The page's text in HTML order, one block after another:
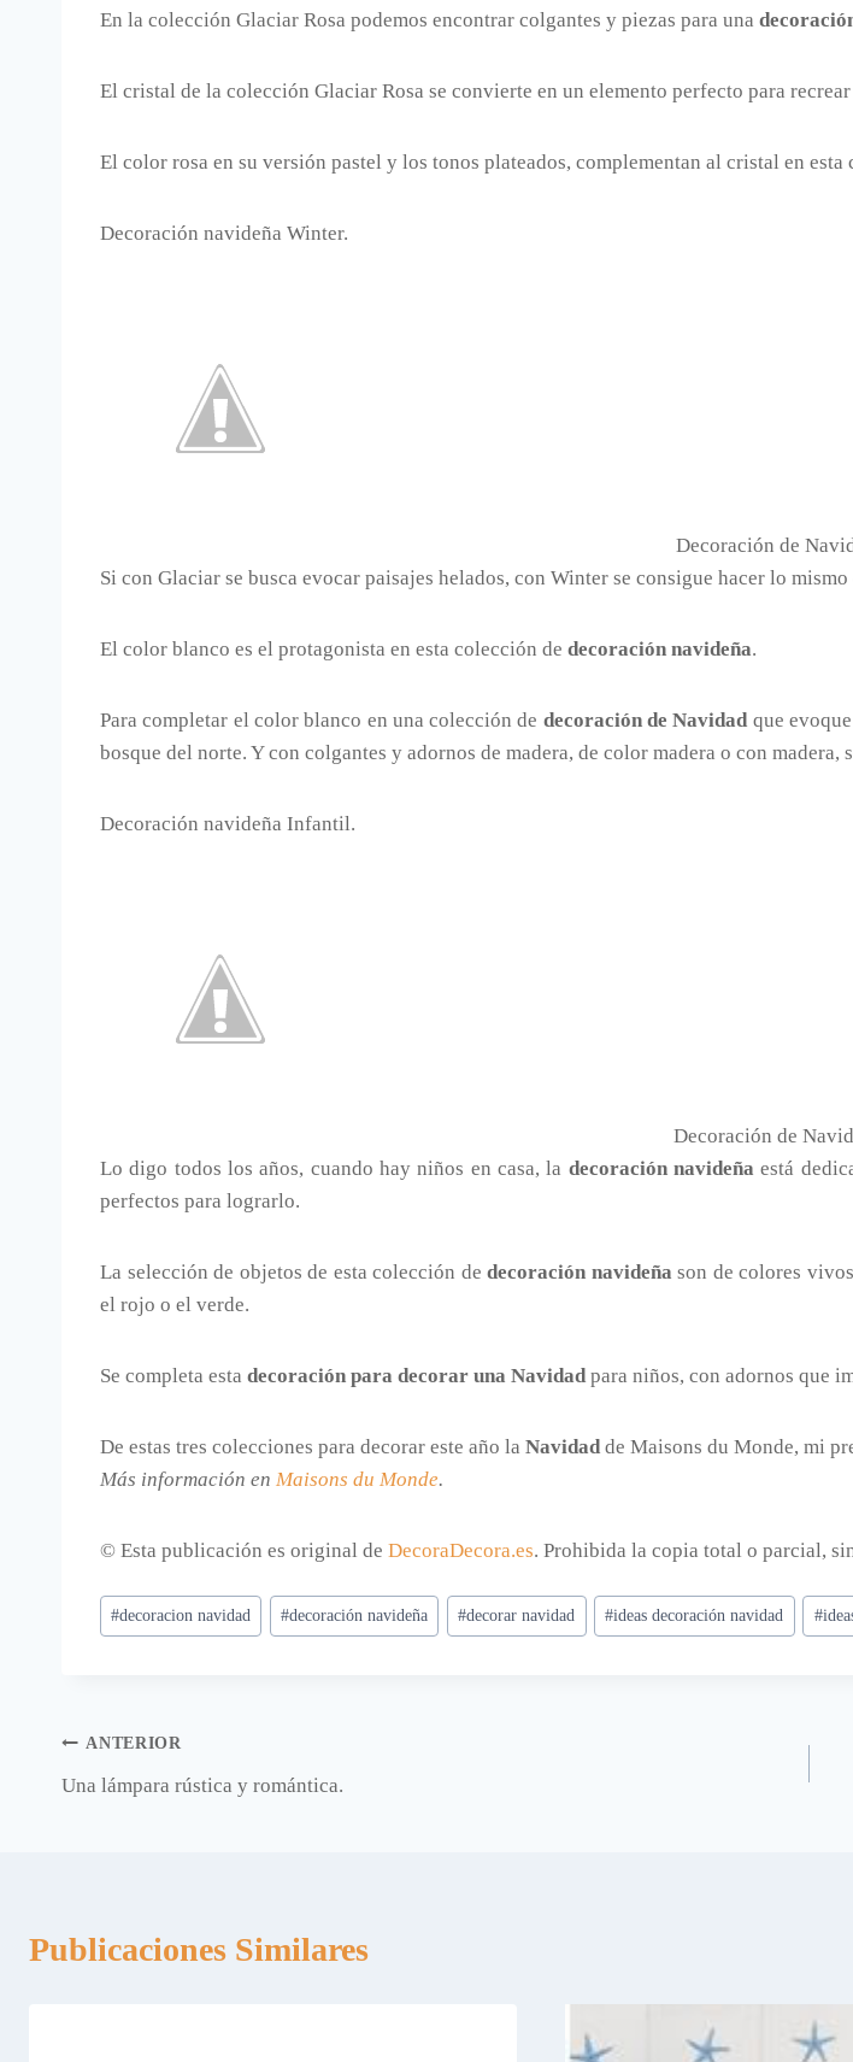
En la colección Glaciar Rosa podemos encontrar colgantes y piezas para una
El cristal de la colección Glaciar Rosa se convierte en un elemento perfecto para recrear
El color rosa en su versión pastel y los tonos plateados, complementan al cristal en esta
Decoración navideña Winter.
Decoración de
Si con Glaciar se busca evocar paisajes helados, con Winter se consigue hacer lo
El color blanco es el protagonista en esta colección de decoración navideña.
Para completar el color blanco en una colección de decoración de Navidadque evoque
bosque del norte. Y con colgantes y adornos de madera, de color madera o con madera,
Decoración navideña Infantil.
Decoración de
Lo digo todos los años, cuando hay niños en casa, la decoración navideña está
perfectos para lograrlo.
La selección de objetos de esta colección dedecoración navideña son de colores
el rojo o el verde.
Se completa esta decoración para decorar una Navidadpara niños, con adornos que
De estas tres colecciones para decorar este año la Navidadde Maisons du Monde, mi
Más información en Maisons du Monde.
© Esta publicación es original de DecoraDecora.es. Prohibida la copia total o parcial,
Etiquetas
de
#decoracion navidad #decoración navideña #decorar navidad #ideas decoración navidad #
Navegación
de
ANTERIOR
Una lámpara rústica y romántica.
Publicaciones Similares